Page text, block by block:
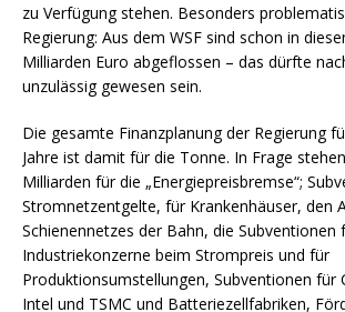
zu Verfügung stehen. Besonders
Regierung: Aus dem WSF sind schon in
Milliarden Euro abgeflossen – das dürfte
unzulässig gewesen sein.
Die gesamte Finanzplanung der Regierung
Jahre ist damit für die Tonne. In Frage
Milliarden für die „Energiepreisbremse“;
Stromnetzentgelte, für Krankenhäuser, den
Schienennetzes der Bahn, die Subventionen
Industriekonzerne beim Strompreis und für
Produktionsumstellungen, Subventionen für
Intel und TSMC und Batteriezellfabriken,